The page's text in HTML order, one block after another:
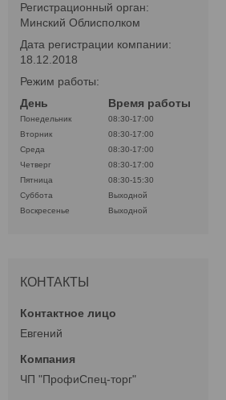
Регистрационный орган:
Минский Облисполком
Дата регистрации компании:
18.12.2018
Режим работы:
День
Время работы
Понедельник
08:30-17:00
Вторник
08:30-17:00
Среда
08:30-17:00
Четверг
08:30-17:00
Пятница
08:30-15:30
Суббота
Выходной
Воскресенье
Выходной
КОНТАКТЫ
Евгений
ЧП "ПрофиСпец-торг"